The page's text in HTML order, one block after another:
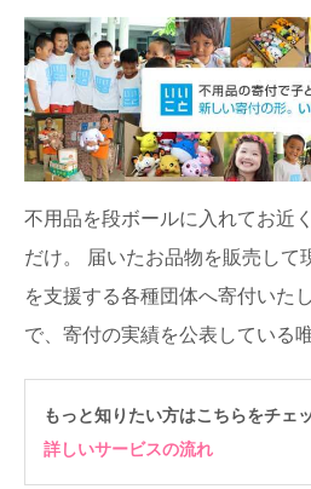
不用品を段ボールに入れてお近
だけ。
届いたお品物を販売して
を支援する各種団体へ寄付いたし
で、寄付の実績を公表している
もっと知りたい方はこちらをチェ
詳しいサービスの流れ